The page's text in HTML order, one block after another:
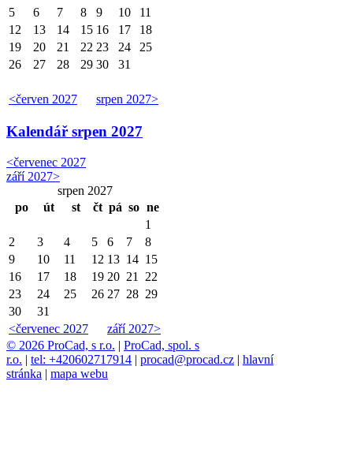
<červen 2027 srpen 2027>
5
6 7 8 9 10
11
12
13 14 15 16 17
18
19
20 21 22 23 24
25
26
27 28 29 30 31
Kalendář srpen 2027
<červenec 2027
září 2027>
srpen 2027
po
út st čt pá so ne
<červenec 2027 září 2027>
1
2
3 4 5 6 7
8
9
10 11 12 13 14 15
16
17 18 19 20 21
22
23
24 25 26 27 28 29
30
31
© 2026 ProCad, s r.o. | ProCad, spol. s
r.o. | tel: +420602717914 | procad@procad.cz | hlavní
stránka | mapa webu